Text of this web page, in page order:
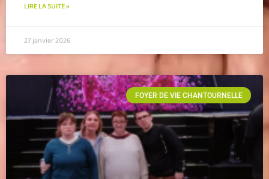
LIRE LA SUITE »
27 janvier 2026
FOYER DE VIE CHANTOURNELLE